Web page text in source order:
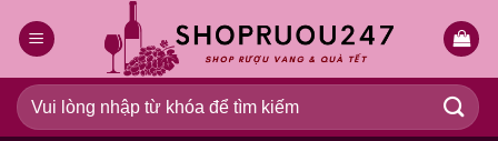
qua
dung
Tìm
kiếm: